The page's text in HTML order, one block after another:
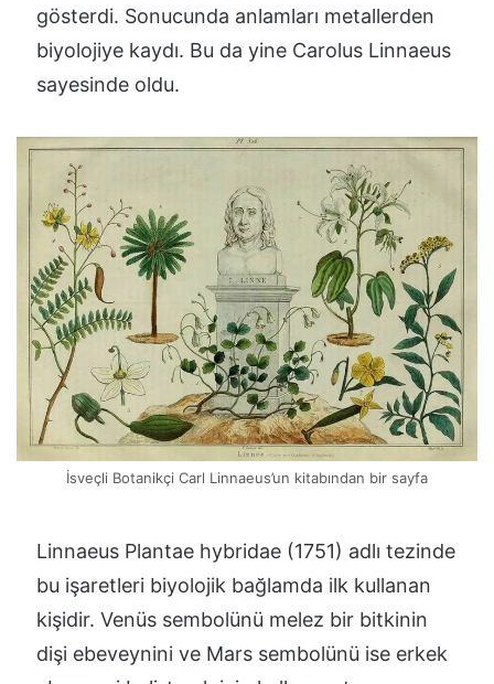
gösterdi. Sonucunda anlamları metallerden
biyolojiye kaydı. Bu da yine Carolus Linnaeus
sayesinde oldu.
İsveçli Botanikçi Carl Linnaeus’un kitabından bir sayfa
Linnaeus Plantae hybridae (1751) adlı tezinde
bu işaretleri biyolojik bağlamda ilk kullanan
kişidir. Venüs sembolünü melez bir bitkinin
dişi ebeveynini ve Mars sembolünü ise erkek